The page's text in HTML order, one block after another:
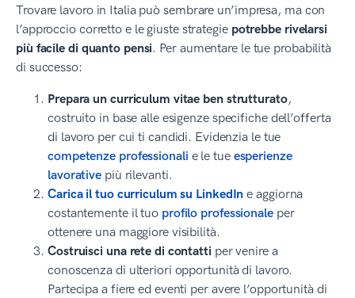
Trovare lavoro in Italia può sembrare un’impresa, ma con
l’approccio corretto e le giuste strategie potrebbe rivelarsi
più facile di quanto pensi. Per aumentare le tue probabilità
di successo:
Prepara un curriculum vitae ben strutturato,
costruito in base alle esigenze specifiche dell’offerta
di lavoro per cui ti candidi. Evidenzia le tue
competenze professionali e le tue esperienze
lavorative più rilevanti.
Carica il tuo curriculum su LinkedIn e aggiorna
costantemente il tuo profilo professionaleper
ottenere una maggiore visibilità.
Costruisci una rete di contatti per venire a
conoscenza di ulteriori opportunità di lavoro.
Partecipa a fiere ed eventi per avere l’opportunità di